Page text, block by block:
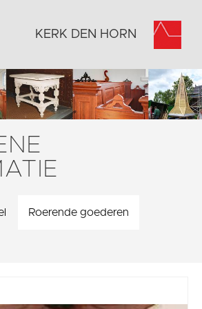
KERK DEN HORN
Roerende goederen